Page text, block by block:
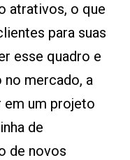
atrativos, o que
para suas
esse quadro e
no mercado, a
em um projeto
de
de novos